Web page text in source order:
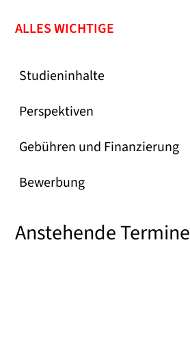
ALLES WICHTIGE
Studieninhalte
Perspektiven
Gebühren und Finanzierung
Bewerbung
Anstehende Termine